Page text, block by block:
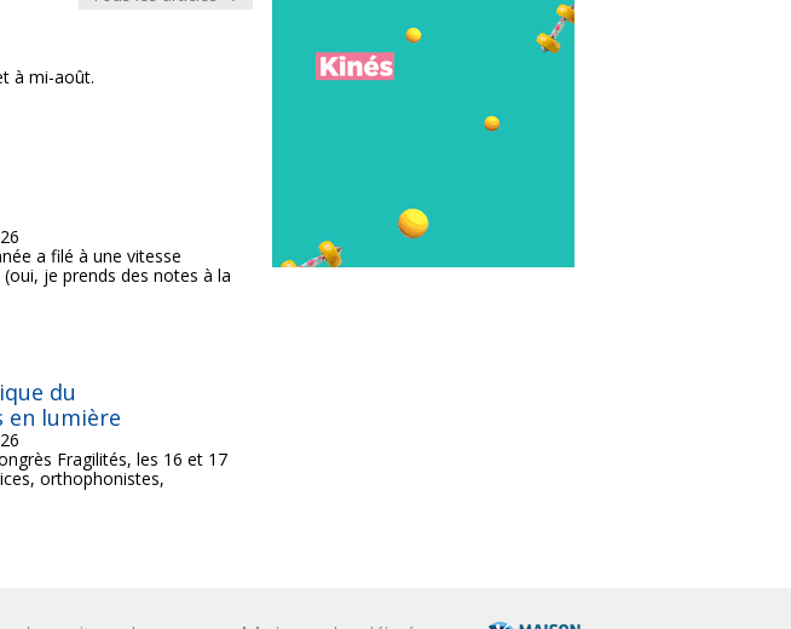
à mi-août.
a filé à une vitesse
je prends des notes à la
du
en lumière
Fragilités, les 16 et 17
orthophonistes,